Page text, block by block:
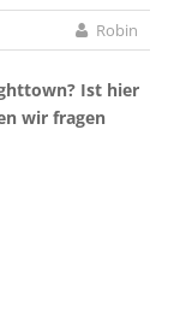
Robin
Ist hier
wir fragen